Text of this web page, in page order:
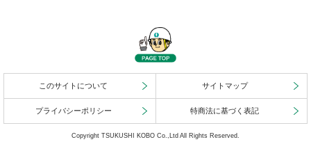
このサイトについて サイトマップ
プライバシーポリシー 特商法に基づく表記
Copyright TSUKUSHI KOBO Co.,Ltd All Rights Reserved.